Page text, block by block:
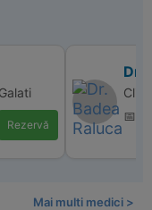
Rezervă
Dr.
📅
Mai multi medici >